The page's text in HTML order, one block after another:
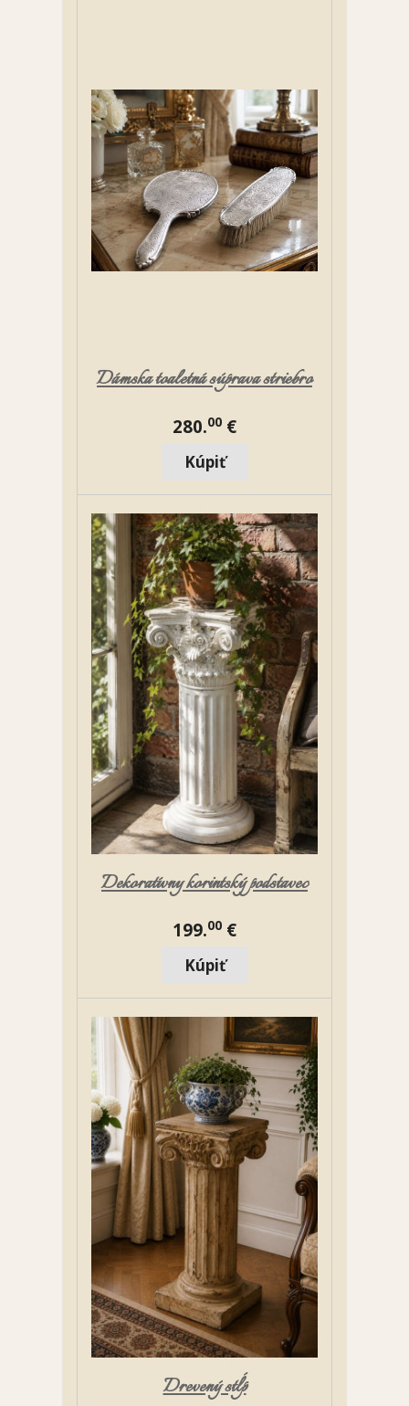
Dámska toaletná súprava striebro
280.00 €
Dekoratívny korintský podstavec
199.00 €
Drevený stĺp